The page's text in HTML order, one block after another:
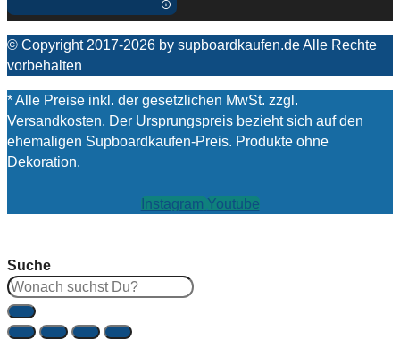
© Copyright 2017-2026 by supboardkaufen.de Alle Rechte
vorbehalten
* Alle Preise inkl. der gesetzlichen MwSt. zzgl.
Versandkosten. Der Ursprungspreis bezieht sich auf den
ehemaligen Supboardkaufen-Preis. Produkte ohne
Dekoration.
Instagram Youtube
Suche